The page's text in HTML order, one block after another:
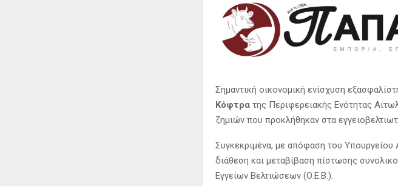
Σημαντική οικονομική ενίσχυση
Κόφτρα της Περιφερειακής Ενότητας
ζημιών που προκλήθηκαν στα
Συγκεκριμένα, με απόφαση του Υπουργείου
διάθεση και μεταβίβαση πίστωσης
Εγγείων Βελτιώσεων (Ο.Ε.Β.).